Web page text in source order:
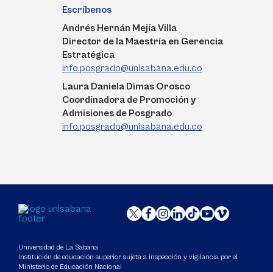
Escríbenos
Andrés Hernán Mejía Villa
Director de la Maestría en Gerencia
Estratégica
info.posgrado@unisabana.edu.co
Laura Daniela Dimas Orosco
Coordinadora de Promoción y
Admisiones de Posgrado
info.posgrado@unisabana.edu.co
Universidad de La Sabana
Institución de educación superior sujeta a inspección y vigilancia por el
Ministerio de Educación Nacional